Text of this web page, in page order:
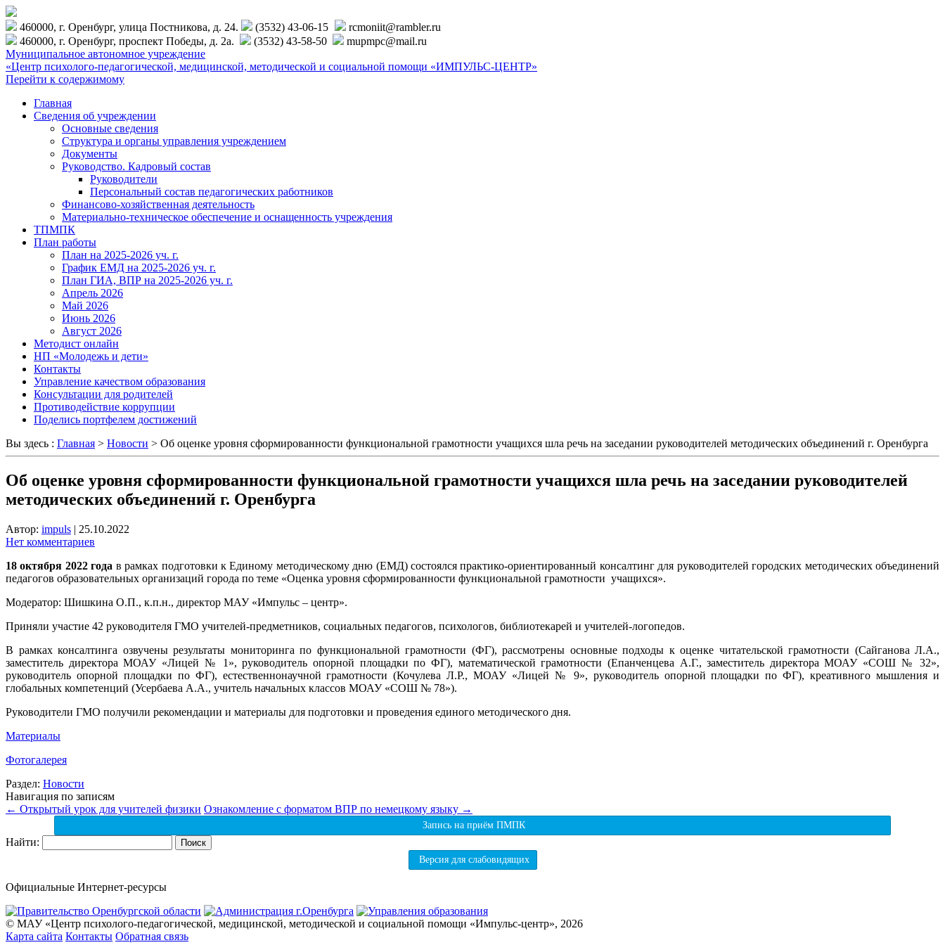
460000, г. Оренбург, улица Постникова, д. 24. (3532) 43-06-15
rcmoniit@rambler.ru
460000, г. Оренбург, проспект Победы, д. 2а.
(3532) 43-58-50
mupmpc@mail.ru
Муниципальное автономное учреждение
«Центр психолого-педагогической, медицинской, методической и социальной помощи «ИМПУЛЬС-ЦЕНТР»
Перейти к содержимому
Главная
Сведения об учреждении
Основные сведения
Структура и органы управления учреждением
Документы
Руководство. Кадровый состав
Руководители
Персональный состав педагогических работников
Финансово-хозяйственная деятельность
Материально-техническое обеспечение и оснащенность учреждения
ТПМПК
План работы
План на 2025-2026 уч. г.
График ЕМД на 2025-2026 уч. г.
План ГИА, ВПР на 2025-2026 уч. г.
Апрель 2026
Май 2026
Июнь 2026
Август 2026
Методист онлайн
НП «Молодежь и дети»
Контакты
Управление качеством образования
Консультации для родителей
Противодействие коррупции
Поделись портфелем достижений
Вы здесь : Главная > Новости > Об оценке уровня сформированности функциональной грамотности учащихся шла речь на заседании руководителей методических объединений г. Оренбурга
Об оценке уровня сформированности функциональной грамотности учащихся шла речь на заседании руководителей
методических объединений г. Оренбурга
Автор: impuls | 25.10.2022
Нет комментариев
18 октября 2022 года в рамках подготовки к Единому методическому дню (ЕМД) состоялся практико-ориентированный консалтинг для руководителей городских методических объединений
педагогов образовательных организаций города по теме «Оценка уровня сформированности функциональной грамотности учащихся».
Модератор: Шишкина О.П., к.п.н., директор МАУ «Импульс – центр».
Приняли участие 42 руководителя ГМО учителей-предметников, социальных педагогов, психологов, библиотекарей и учителей-логопедов.
В рамках консалтинга озвучены результаты мониторинга по функциональной грамотности (ФГ), рассмотрены основные подходы к оценке читательской грамотности (Сайганова Л.А.,
заместитель директора МОАУ «Лицей № 1», руководитель опорной площадки по ФГ), математической грамотности (Епанченцева А.Г., заместитель директора МОАУ «СОШ № 32»,
руководитель опорной площадки по ФГ), естественнонаучной грамотности (Кочулева Л.Р., МОАУ «Лицей № 9», руководитель опорной площадки по ФГ), креативного мышления и
глобальных компетенций (Усербаева А.А., учитель начальных классов МОАУ «СОШ № 78»).
Руководители ГМО получили рекомендации и материалы для подготовки и проведения единого методического дня.
Материалы
Фотогалерея
Раздел: Новости
Навигация по записям
← Открытый урок для учителей физики Ознакомление с форматом ВПР по немецкому языку →
Запись на приём ПМПК
Найти:
Версия для слабовидящих
Официальные Интернет-ресурсы
© МАУ «Центр психолого-педагогической, медицинской, методической и социальной помощи «Импульс-центр», 2026
Карта сайта Контакты Обратная связь